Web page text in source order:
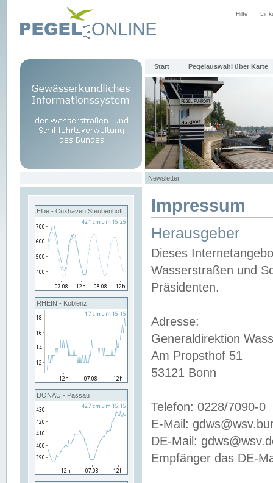
Hilfe
Start Pegelauswahl über Karte
Newsletter
Elbe - Cuxhaven Steubenhöft
RHEIN - Koblenz
DONAU - Passau
Impressum
Herausgeber
Dieses
Wasserstraßen und
Präsidenten.
Adresse:
Generaldirektion
Am Propsthof 51
53121 Bonn
Telefon: 0228/7090-0
E-Mail:
DE-Mail:
Empfänger das DE-